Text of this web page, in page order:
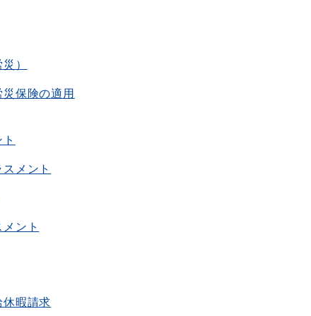
）
保険の適用
メント
ント
暇請求